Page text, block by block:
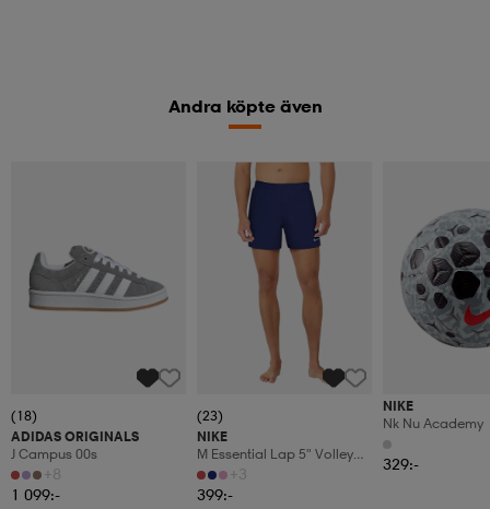
Andra köpte även
(18)
ADIDAS ORIGINALS
J Campus 00s
+8
1 099:-
(23)
NIKE
M Essential Lap 5" Volley
Short +3
399:-
NIKE
Nk Nu Academy
329:-